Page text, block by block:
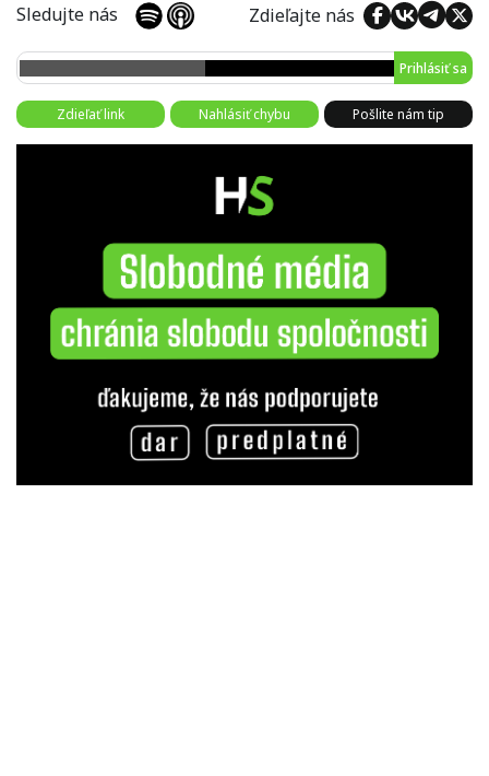
Sledujte nás Zdieľajte nás
Prihlásiť sa
Zdieľať link Nahlásiť chybu Pošlite nám tip